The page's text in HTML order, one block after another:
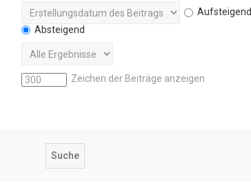
Aufsteigend
Absteigend
Zeichen der Beiträge anzeigen